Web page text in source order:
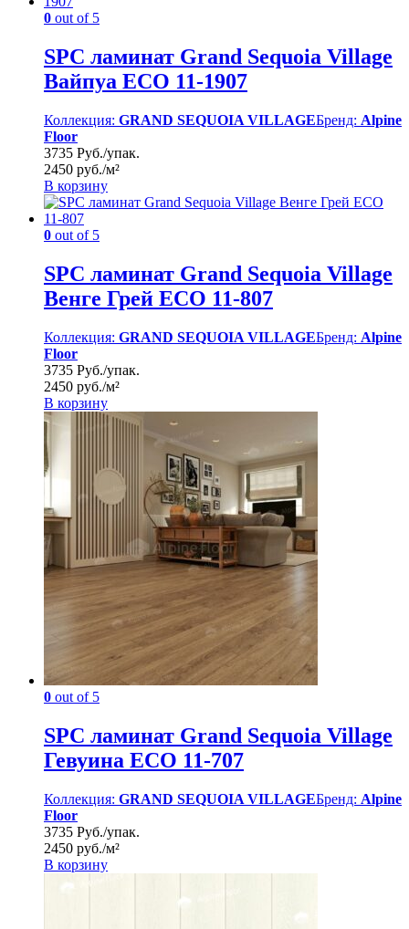
0 out of 5
SPC ламинат Grand Sequoia Village
Вайпуа ECO 11-1907
Коллекция: GRAND SEQUOIA VILLAGEБренд: Alpine
Floor
3735 Руб./упак.
2450 руб./м²
В корзину
0 out of 5
SPC ламинат Grand Sequoia Village
Венге Грей ECO 11-807
Коллекция: GRAND SEQUOIA VILLAGEБренд: Alpine
Floor
3735 Руб./упак.
2450 руб./м²
В корзину
0 out of 5
SPC ламинат Grand Sequoia Village
Гевуина ECO 11-707
Коллекция: GRAND SEQUOIA VILLAGEБренд: Alpine
Floor
3735 Руб./упак.
2450 руб./м²
В корзину